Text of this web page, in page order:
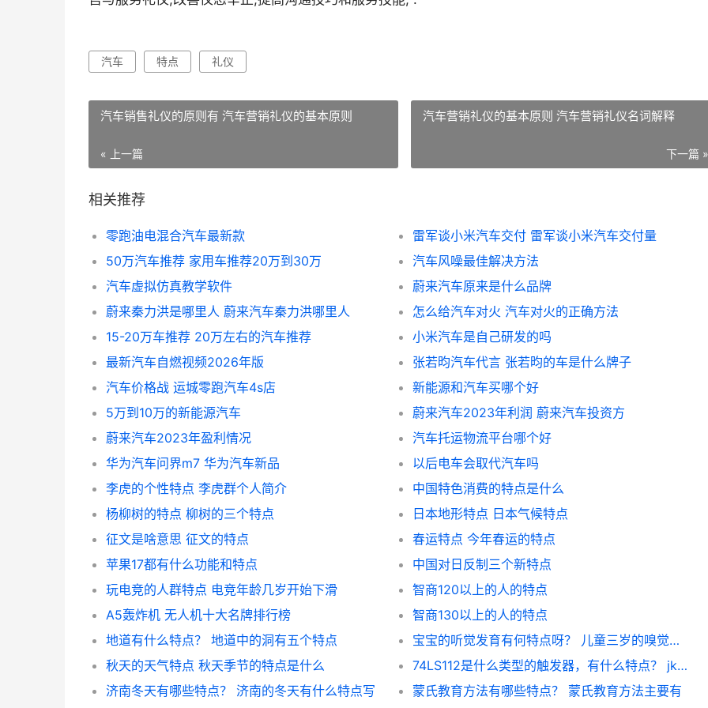
汽车 特点 礼仪
汽车销售礼仪的原则有 汽车营销礼仪的基本原则
« 上一篇
汽车营销礼仪的基本原则 汽车营销礼仪名词解释
下一篇 »
相关推荐
零跑油电混合汽车最新款
雷军谈小米汽车交付 雷军谈小米汽车交付量
50万汽车推荐 家用车推荐20万到30万
汽车风噪最佳解决方法
汽车虚拟仿真教学软件
蔚来汽车原来是什么品牌
蔚来秦力洪是哪里人 蔚来汽车秦力洪哪里人
怎么给汽车对火 汽车对火的正确方法
15-20万车推荐 20万左右的汽车推荐
小米汽车是自己研发的吗
最新汽车自燃视频2026年版
张若昀汽车代言 张若昀的车是什么牌子
汽车价格战 运城零跑汽车4s店
新能源和汽车买哪个好
5万到10万的新能源汽车
蔚来汽车2023年利润 蔚来汽车投资方
蔚来汽车2023年盈利情况
汽车托运物流平台哪个好
华为汽车问界m7 华为汽车新品
以后电车会取代汽车吗
李虎的个性特点 李虎群个人简介
中国特色消费的特点是什么
杨柳树的特点 柳树的三个特点
日本地形特点 日本气候特点
征文是啥意思 征文的特点
春运特点 今年春运的特点
苹果17都有什么功能和特点
中国对日反制三个新特点
玩电竞的人群特点 电竞年龄几岁开始下滑
智商120以上的人的特点
A5轰炸机 无人机十大名牌排行榜
智商130以上的人的特点
地道有什么特点？ 地道中的洞有五个特点
宝宝的听觉发育有何特点呀？ 儿童三岁的嗅觉特点
秋天的天气特点 秋天季节的特点是什么
74LS112是什么类型的触发器，有什么特点？ jk触发器74ls112的特点
济南冬天有哪些特点？ 济南的冬天有什么特点写
蒙氏教育方法有哪些特点？ 蒙氏教育方法主要有